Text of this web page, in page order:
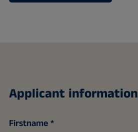
Applicant information
Firstname